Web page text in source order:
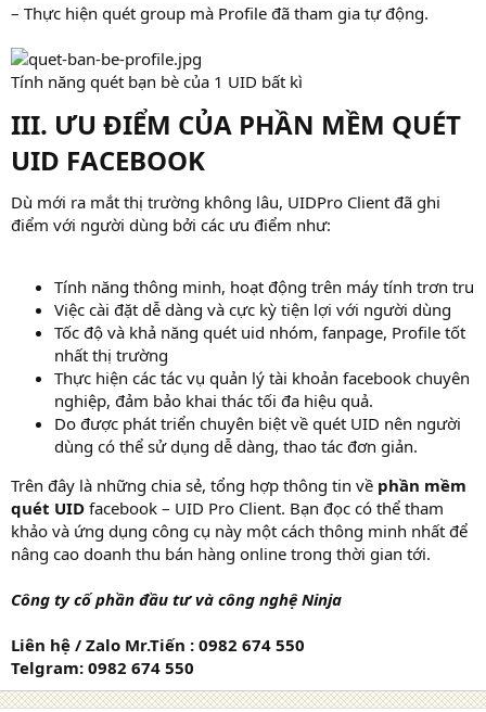
– Thực hiện quét group mà Profile đã tham gia tự động.
Tính năng quét bạn bè của 1 UID bất kì
III. ƯU ĐIỂM CỦA PHẦN MỀM QUÉT
UID FACEBOOK​
Dù mới ra mắt thị trường không lâu, UIDPro Client đã ghi
điểm với người dùng bởi các ưu điểm như:
Tính năng thông minh, hoạt động trên máy tính trơn tru
Việc cài đặt dễ dàng và cực kỳ tiện lợi với người dùng
Tốc độ và khả năng quét uid nhóm, fanpage, Profile tốt
nhất thị trường
Thực hiện các tác vụ quản lý tài khoản facebook chuyên
nghiệp, đảm bảo khai thác tối đa hiệu quả.
Do được phát triển chuyên biệt về quét UID nên người
dùng có thể sử dụng dễ dàng, thao tác đơn giản.
Trên đây là những chia sẻ, tổng hợp thông tin về phần mềm
quét UID facebook – UID Pro Client. Bạn đọc có thể tham
khảo và ứng dụng công cụ này một cách thông minh nhất để
nâng cao doanh thu bán hàng online trong thời gian tới.
Công ty cố phần đầu tư và công nghệ Ninja
Liên hệ / Zalo Mr.Tiến : 0982 674 550
Telgram: 0982 674 550